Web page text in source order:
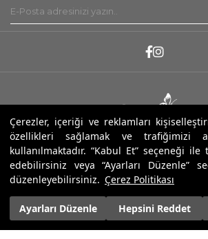
Çerezler, içeriği ve reklamları
özellikleri sağlamak ve trafiğimizi
kullanılmaktadır. “Kabul Et” seçeneği
edebilirsiniz veya “Ayarları Düzenle”
düzenleyebilirsiniz. Çerez Politikası
Ayarları Düzenle Hepsini Reddet
Copyright ® 2025 Sarev. Tüm
2.700,00 ₺